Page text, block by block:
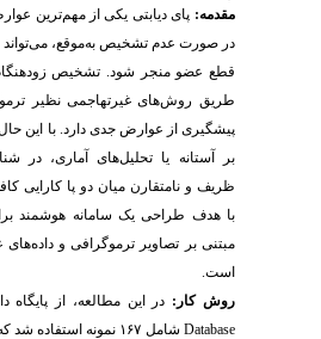
مقدمه: پای دیابتی یکی از مهم‌ترین
در صورت عدم تشخیص به‌موقع، می‌تواند
قطع عضو منجر شود. تشخیص زودهنگام
طریق روش‌های غیرتهاجمی نظیر
پیشگیری از عوارض جدی دارد. با این
بر آستانه یا تحلیل‌های آماری، در
ظریف و نامتقارن میان دو پا کارایی
با هدف طراحی یک سامانه هوشمند
مبتنی بر تصاویر ترموگرافی و داده‌های
است.
روش کار: در این مطالعه، از پایگاه
Database شامل۱۶۷نمونه استفاده شد